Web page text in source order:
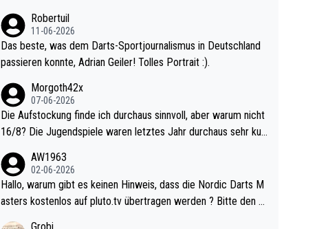
Robertuil
11-06-2026
Das beste, was dem Darts-Sportjournalismus in Deutschland
passieren konnte, Adrian Geiler! Tolles Portrait :).
Morgoth42x
07-06-2026
Die Aufstockung finde ich durchaus sinnvoll, aber warum nicht
16/8? Die Jugendspiele waren letztes Jahr durchaus sehr kur
l. Allerdings ist Mitchell Lawrie als Nummer 1 der Welt eh quali
fiziert. Somit ändert die automatische Qualifikation des Weltm
eisters erstmal nichts. Ich denke sie wollen damit für nächste
AW1963
02-06-2026
Hallo, warum gibt es keinen Hinweis, dass die Nordic Darts M
asters kostenlos auf pluto.tv übertragen werden ? Bitte den A